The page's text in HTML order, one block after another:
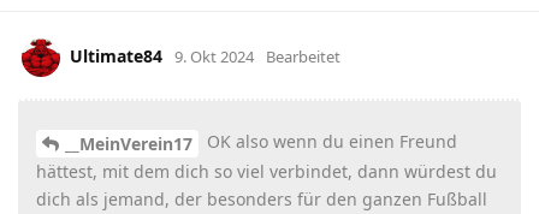
Ultimate84 9. Okt 2024 Bearbeitet
__MeinVerein17
OK also wenn du einen Freund
hättest, mit dem dich so viel verbindet, dann würdest du
dich als jemand, der besonders für den ganzen Fußball